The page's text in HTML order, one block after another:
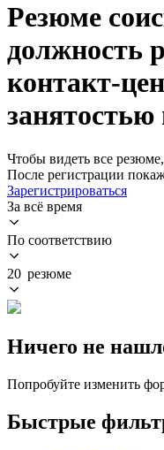
Резюме
должность
контакт-
Чтобы видеть все
После регистрации
Зарегистрироваться
За всё время
По соответствию
20 резюме
Ничего не
Попробуйте изменить
Быстрые